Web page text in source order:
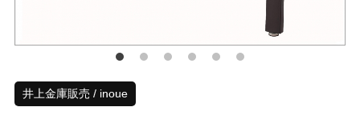
井上金庫販売 / inoue